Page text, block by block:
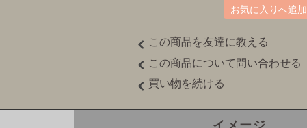
お気に入りへ追加
この商品を友達に教える
この商品について問い合わせる
買い物を続ける
イメージ